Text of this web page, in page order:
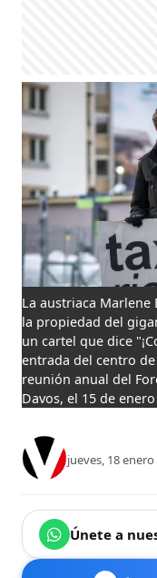
La austriaca
la propiedad del
un cartel que dice
entrada del centro
reunión anual del
Davos, el 15 de
jueves, 18 enero
Únete a